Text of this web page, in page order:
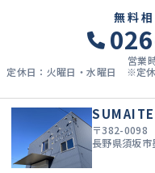
無料
営業
定休日：火曜日・水曜日 ※定休
〒382-0098
長野県須坂